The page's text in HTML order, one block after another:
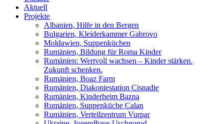
Aktuell
Projekte
Albanien, Hilfe in den Bergen
Bulgarien, Kleiderkammer Gabrovo
Moldawien, Suppenküchen
Rumänien, Bildung für Roma Kinder
Rumänien: Wertvoll wachsen – Kinder stärken.
Zukunft schenken.
Rumänien, Boaz Farm
Rumänien, Diakoniestation Cisnadie
Rumänien, Kinderheim Bazna
Rumänien, Suppenküche Calan
Rumänien, Verteilzentrum Vurpar